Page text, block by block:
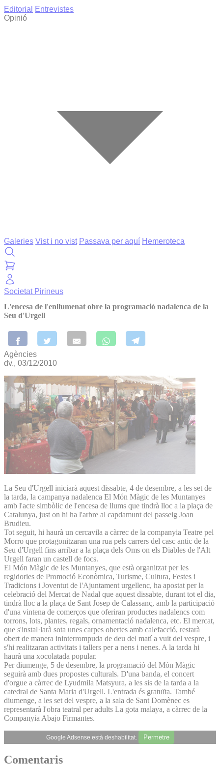
Editorial
Entrevistes
Opinió
Galeries Vist i no vist Passava per aquí Hemeroteca
Societat Pirineus
L'encesa de l'enllumenat obre la programació nadalenca de la
Seu d'Urgell
Agències
dv., 03/12/2010
La Seu d'Urgell iniciarà aquest dissabte, 4 de desembre, a les set de
la tarda, la campanya nadalenca El Món Màgic de les Muntanyes
amb l'acte simbòlic de l'encesa de llums que tindrà lloc a la plaça de
Catalunya, just on hi ha l'arbre al capdamunt del passeig Joan
Brudieu.
Tot seguit, hi haurà un cercavila a càrrec de la companyia Teatre pel
Morro que protagonitzaran una rua pels carrers del casc antic de la
Seu d'Urgell fins arribar a la plaça dels Oms on els Diables de l'Alt
Urgell faran un castell de focs.
El Món Màgic de les Muntanyes, que està organitzat per les
regidories de Promoció Econòmica, Turisme, Cultura, Festes i
Tradicions i Joventut de l'Ajuntament urgellenc, ha apostat per la
celebració del Mercat de Nadal que aquest dissabte, durant tot el dia,
tindrà lloc a la plaça de Sant Josep de Calassanç, amb la participació
d'una vintena de comerços que oferiran productes nadalencs com
torrons, lots, plantes, regals, ornamentació nadalenca, etc. El mercat,
que s'instal·larà sota unes carpes obertes amb calefacció, restarà
obert de manera ininterrompuda de deu del matí a vuit del vespre, i
s'hi realitzaran activitats i tallers per a nens i nenes. A la tarda hi
haurà una xocolatada popular.
Per diumenge, 5 de desembre, la programació del Món Màgic
seguirà amb dues propostes culturals. D'una banda, el concert
d'orgue a càrrec de Lyudmila Matsyura, a les sis de la tarda a la
catedral de Santa Maria d'Urgell. L'entrada és gratuïta. També
diumenge, a les set del vespre, a la sala de Sant Domènec es
representarà l'obra teatral per adults La gota malaya, a càrrec de la
Companyia Abajo Firmantes.
Google Adsense està deshabilitat. Permetre
Comentaris